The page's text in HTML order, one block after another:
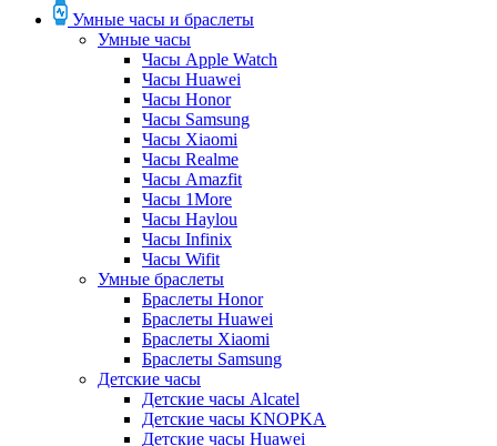
Умные часы и браслеты
Умные часы
Часы Apple Watch
Часы Huawei
Часы Honor
Часы Samsung
Часы Xiaomi
Часы Realme
Часы Amazfit
Часы 1More
Часы Haylou
Часы Infinix
Часы Wifit
Умные браслеты
Браслеты Honor
Браслеты Huawei
Браслеты Xiaomi
Браслеты Samsung
Детские часы
Детские часы Alcatel
Детские часы KNOPKA
Детские часы Huawei